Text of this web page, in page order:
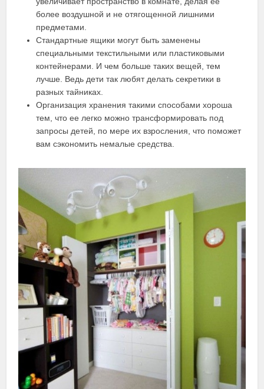
более воздушной и не отягощенной лишними
предметами.
Стандартные ящики могут быть заменены
специальными текстильными или пластиковыми
контейнерами. И чем больше таких вещей, тем
лучше. Ведь дети так любят делать секретики в
разных тайниках.
Организация хранения такими способами хороша
тем, что ее легко можно трансформировать под
запросы детей, по мере их взросления, что поможет
вам сэкономить немалые средства.